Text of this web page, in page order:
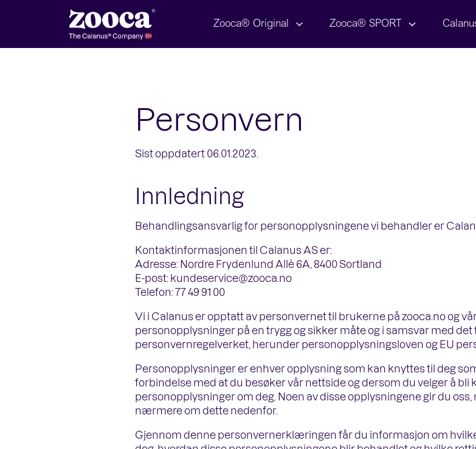
Zooca® Original Zooca® SPORT
Personvern
Sist oppdatert 06.01.2023.
Innledning
Behandlingsansvarlig for personopplysningene vi behandler er
Kontaktinformasjonen til Calanus AS er:
Adresse: Nordre Frydenlund Allè 6A, 8400 Sortland
E-post: kundeservice@zooca.no
Telefon: 77 49 91 00
Vi i Calanus er opptatt av personvernet til brukerne på zooca.no og
personopplysninger på en trygg og sikker måte og i samsvar med
personvernregelverket, herunder personopplysningsloven og EU
Personopplysninger er enhver opplysning som kan knyttes til deg
forbindelse med at du besøker vår nettside og dersom du velger å bli
personopplysninger om deg. Noen av disse opplysningene gir du
nærmere om dette nedenfor.
Gjennom denne personvernerklæringen får du informasjon om